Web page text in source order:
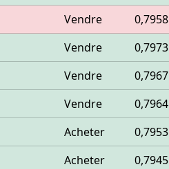
Vendre 0,7958
Vendre 0,7973
Vendre 0,7967
Vendre 0,7964
Acheter 0,7953
Acheter 0,7945